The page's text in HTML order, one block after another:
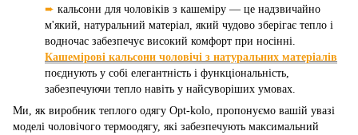
➨ кальсони для чоловіків з кашеміру — це надзвичайно
м'який, натуральний матеріал, який чудово зберігає тепло і
водночас забезпечує високий комфорт при носінні.
Кашемірові кальсони чоловічі з натуральних матеріалів
поєднують у собі елегантність і функціональність,
забезпечуючи тепло навіть у найсуворіших умовах.
Ми, як виробник теплого одягу Opt-kolo, пропонуємо вашій увазі
моделі чоловічого термоодягу, які забезпечують максимальний